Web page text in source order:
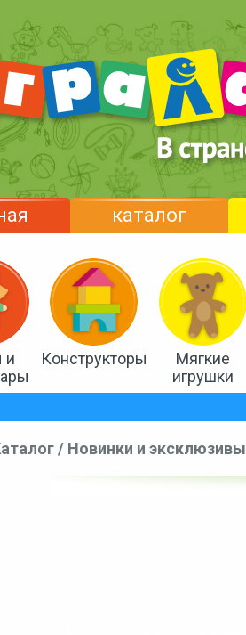
каталог
и
Конструкторы
Мягкие
игрушки
/ Новинки и эксклюзивы